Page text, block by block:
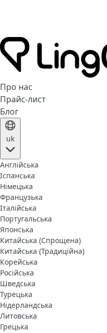
Про нас
Прайс-лист
Блог
uk
Англійська
Іспанська
Німецька
Французька
Італійська
Португальська
Японська
Китайська (Спрощена)
Китайська (Традиційна)
Корейська
Російська
Шведська
Турецька
Нідерландська
Литовська
Грецька